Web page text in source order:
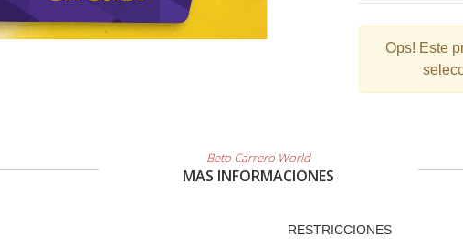
2
9
Ops! Este
Beto Carrero World
MAS INFORMACIONES
RESTRICCIONES